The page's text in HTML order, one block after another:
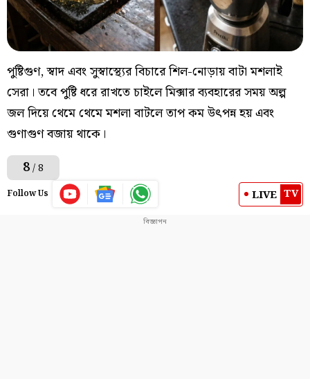
পুষ্টিগুণ, স্বাদ এবং সুস্বাস্থ্যের বিচারে শিল-নোড়ায় বাটা মশলাই
সেরা। তবে পুষ্টি ধরে রাখতে চাইলে মিক্সার ব্যবহারের সময় অল্প
জল দিয়ে থেমে থেমে মশলা বাটলে তাপ কম উৎপন্ন হয় এবং
গুণাগুণ বজায় থাকে।
8/ 8
Follow Us LIVE TV